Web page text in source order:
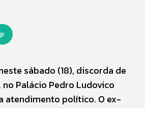
sábado (18), discorda de
no Palácio Pedro Ludovico
atendimento político. O ex-